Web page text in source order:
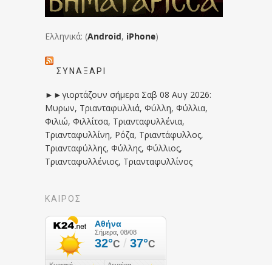
Ελληνικά: (Android, iPhone)
ΣΥΝΑΞΆΡΙ
►►γιορτάζουν σήμερα Σαβ 08 Αυγ 2026:
Μυρων, Τριανταφυλλιά, Φύλλη, Φύλλια,
Φιλιώ, Φιλλίτσα, Τριανταφυλλένια,
Τριανταφυλλίνη, Ρόζα, Τριαντάφυλλος,
Τριανταφύλλης, Φύλλης, Φύλλιος,
Τριανταφυλλένιος, Τριανταφυλλίνος
ΚΑΙΡΟΣ